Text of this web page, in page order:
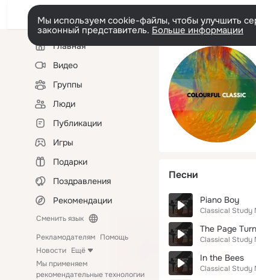
Мы используем cookie-файлы, чтобы улучшить
законный представитель. Больше информации
Левая
колонкаГлавная
Видео
Группы
Люди
Публикации
Игры
Подарки
Поздравления
Рекомендации
Сменить язык
Рекламодателям Помощь
Новости Ещё
Мы применяем
рекомендательные технологии
Песни
Piano Boy
Classical Study
The Page
Classical Study
In the Bees
Classical Study